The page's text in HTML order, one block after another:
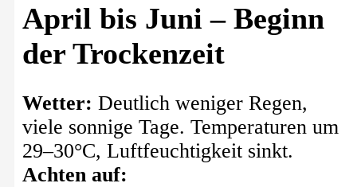
April bis Juni – Beginn
der Trockenzeit
Wetter: Deutlich weniger Regen,
viele sonnige Tage. Temperaturen um
29–30°C, Luftfeuchtigkeit sinkt.
Achten auf: